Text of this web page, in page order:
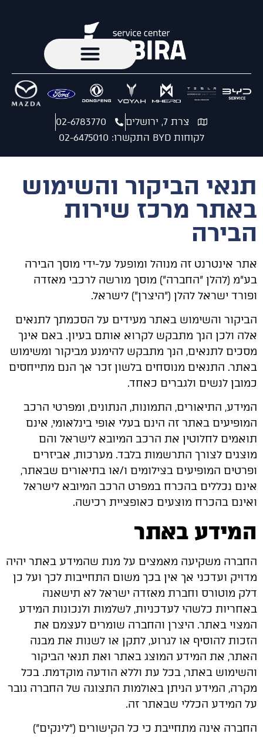
צרת 7, ירושלים
02-6783770
לקוחות BYD התקשרו: 02-6475010
תנאי הביקור והשימוש
באתר מרכז שירות
הבירה
אתר אינטרנט זה מנוהל ומופעל על-ידי מוסך הבירה
בע"מ (להלן "החברה") מוסך מורשה לרכבי מאזדה
ופורד ישראל להלן ("היצרן") לישראל.
הביקור והשימוש באתר מעידים על הסכמתך לתנאים
אלה ולכן הנך מתבקש לקרוא אותם בעיון. באם אינך
מסכים לתנאים, הנך מתבקש להימנע מביקור ומשימוש
באתר. התנאים מנוסחים בלשון זכר אך הנם מתייחסים
כמובן לנשים ולגברים כאחד.
המידע, התיאורים, התמונות, הנתונים, ומפרטי הרכב
המופיעים באתר זה הינם בעלי אופי בינלאומי, אינם
תואמים לחלוטין את הרכב המיובא לישראל והם
מוצגים לצורך התרשמות בלבד. מערכות, אביזרים
ופרטים המופיעים בצילומים ו/או בתיאורים שבאתר,
אינם נכללים בהכרח במפרט הרכב המיובא לישראל
ואינם בהכרח מוצעים כאופציית רכישה.
המידע באתר
החברה משקיעה מאמצים על מנת שהמידע באתר יהיה
מדויק ועדכני אך אין בכך משום התחייבות לכך ועל כן
דלק מוטורס וחברת מאזדה ישראל לא תישאנה
באחריות כלשהי לעדכניות, לשלמות ולנכונות המידע
המצוי באתר. היצרן והחברה שומרים לעצמם את
הזכות להוסיף או לגרוע, לתקן או לשנות את מבנה
האתר, את המידע המוצג באתר ואת תנאי הביקור
והשימוש באתר, בכל עת וללא הודעה מוקדמת. בכל
מקרה, המידע הניתן באולמות התצוגה של החברה גובר
על המידע הכללי שבאתר זה.
החברה אינה מתחייבת כי כל הקישורים ("לינקים")